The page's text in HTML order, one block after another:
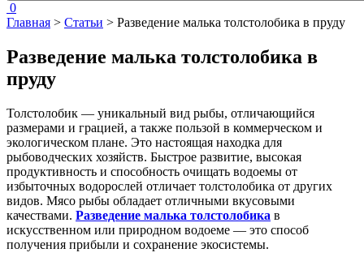
0
Главная > Статьи > Разведение малька толстолобика в пруду
Разведение малька толстолобика в
пруду
Толстолобик — уникальный вид рыбы, отличающийся
размерами и грацией, а также пользой в коммерческом и
экологическом плане. Это настоящая находка для
рыбоводческих хозяйств. Быстрое развитие, высокая
продуктивность и способность очищать водоемы от
избыточных водорослей отличает толстолобика от других
видов. Мясо рыбы обладает отличными вкусовыми
качествами. Разведение малька толстолобика в
искусственном или природном водоеме — это способ
получения прибыли и сохранение экосистемы.